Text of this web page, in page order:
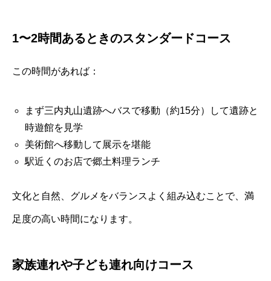
1〜2時間あるときのスタンダードコース
この時間があれば：
まず三内丸山遺跡へバスで移動（約15分）して遺跡と
時遊館を見学
美術館へ移動して展示を堪能
駅近くのお店で郷土料理ランチ
文化と自然、グルメをバランスよく組み込むことで、満
足度の高い時間になります。
家族連れや子ども連れ向けコース